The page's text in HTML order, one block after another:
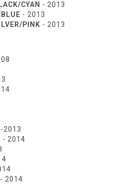
CYAN - 2013
- 2013
PINK - 2013
2013
- 2014
2014